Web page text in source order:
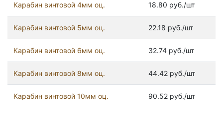
Карабин винтовой 4мм оц. 18.80 руб./шт
Карабин винтовой 5мм оц. 22.18 руб./шт
Карабин винтовой 6мм оц. 32.74 руб./шт
Карабин винтовой 8мм оц. 44.42 руб./шт
Карабин винтовой 10мм оц. 90.52 руб./шт